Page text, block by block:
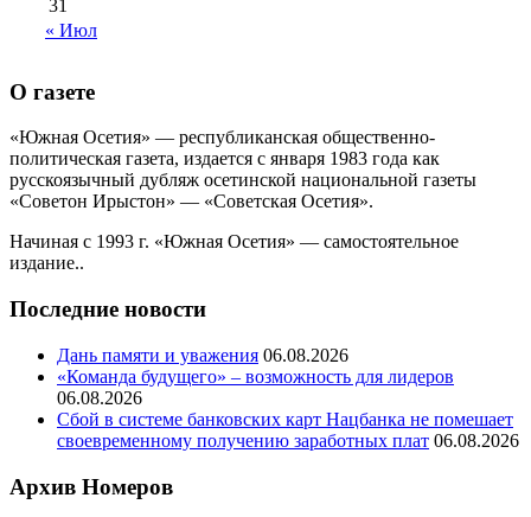
31
« Июл
О газете
«Южная Осетия» — республиканская общественно-
политическая газета, издается с января 1983 года как
русскоязычный дубляж осетинской национальной газеты
«Советон Ирыстон» — «Советская Осетия».
Начиная с 1993 г. «Южная Осетия» — самостоятельное
издание..
Последние новости
Дань памяти и уважения 06.08.2026
«Команда будущего» – возможность для лидеров
06.08.2026
Сбой в системе банковских карт Нацбанка не помешает
своевременному получению заработных плат 06.08.2026
Архив Номеров